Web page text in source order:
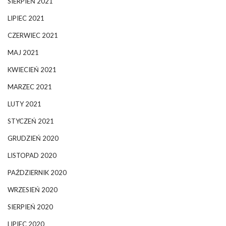
LIPIEC 2021
CZERWIEC 2021
MAJ 2021
KWIECIEŃ 2021
MARZEC 2021
LUTY 2021
STYCZEŃ 2021
GRUDZIEŃ 2020
LISTOPAD 2020
PAŹDZIERNIK 2020
WRZESIEŃ 2020
SIERPIEŃ 2020
LIPIEC 2020